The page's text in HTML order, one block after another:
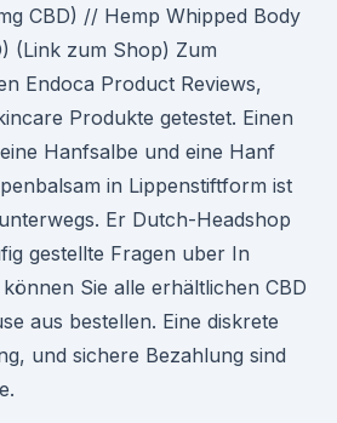
CBD) // Hemp Whipped Body
(Link zum Shop) Zum
Endoca Product Reviews,
Produkte getestet. Einen
Hanfsalbe und eine Hanf
in Lippenstiftform ist
Er Dutch-Headshop
gestellte Fragen uber In
Sie alle erhältlichen CBD
aus bestellen. Eine diskrete
und sichere Bezahlung sind